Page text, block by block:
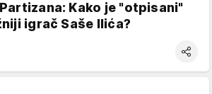
Kako je "otpisani"
igrač Saše Ilića?